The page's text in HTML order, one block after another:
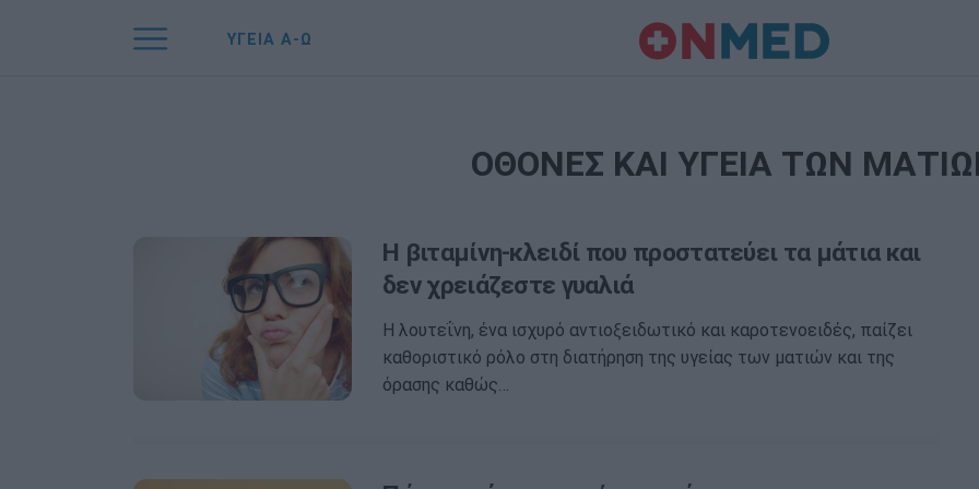
ΥΓΕΙΑ Α-Ω
ΟΘΟΝΕΣ ΚΑΙ ΥΓΕΙΑ ΤΩΝ
Η βιταμίνη-κλειδί που προστατεύει τα μάτια και
δεν χρειάζεστε γυαλιά
Η λουτεΐνη, ένα ισχυρό αντιοξειδωτικό και καροτενοειδές, παίζει
καθοριστικό ρόλο στη διατήρηση της υγείας των ματιών και της
όρασης καθώς…